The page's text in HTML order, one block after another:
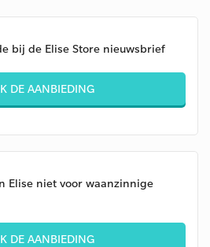
bij de Elise Store nieuwsbrief
DE AANBIEDING
Elise niet voor waanzinnige
DE AANBIEDING